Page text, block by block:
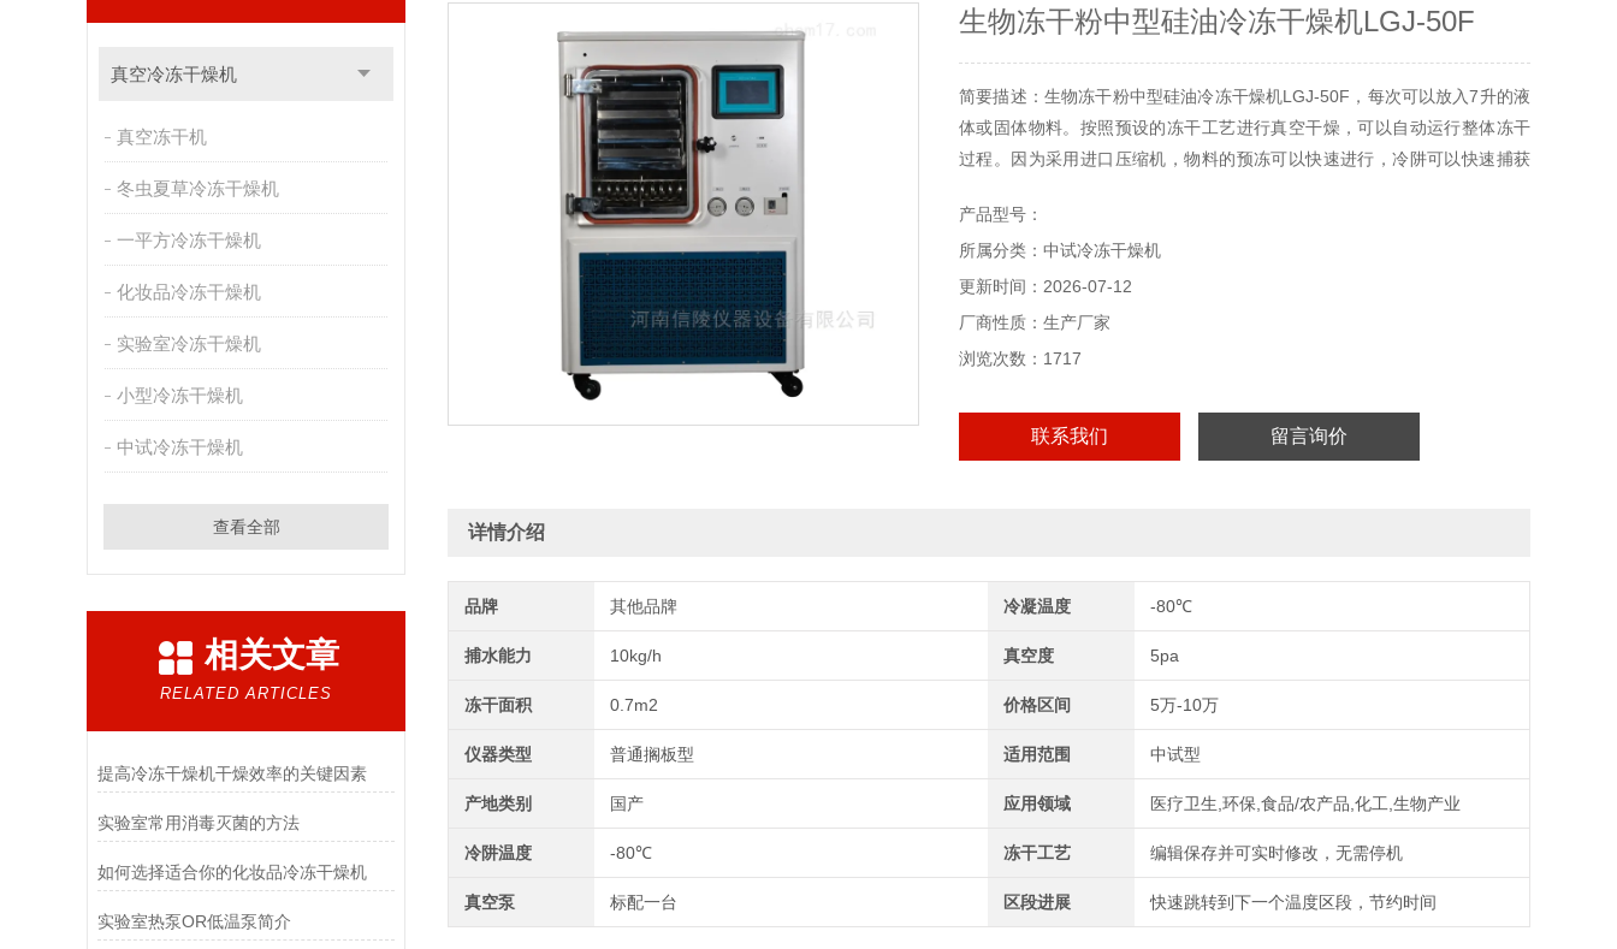
真空冷冻干燥机
真空冻干机
冬虫夏草冷冻干燥机
一平方冷冻干燥机
化妆品冷冻干燥机
实验室冷冻干燥机
小型冷冻干燥机
中试冷冻干燥机
查看全部
相关文章
RELATED ARTICLES
提高冷冻干燥机干燥效率的关键因素
实验室常用消毒灭菌的方法
如何选择适合你的化妆品冷冻干燥机
实验室热泵OR低温泵简介
生物冻干粉中型硅油冷冻干燥机LGJ-50F
简要描述：生物冻干粉中型硅油冷冻干燥机LGJ-50F，每次可以放入7升的液
体或固体物料。按照预设的冻干工艺进行真空干燥，可以自动运行整体冻干
过程。因为采用进口压缩机，物料的预冻可以快速进行，冷阱可以快速捕获
污染，实现了干燥升华的自动化。
产品型号：
所属分类：中试冷冻干燥机
更新时间：2026-07-12
厂商性质：生产厂家
浏览次数：1717
联系我们 留言询价
详情介绍
品牌 其他品牌 冷凝温度 -80℃
捕水能力 10kg/h 真空度 5pa
冻干面积 0.7m2 价格区间 5万-10万
仪器类型 普通搁板型 适用范围 中试型
产地类别 国产 应用领域 医疗卫生,环保,食品/农产品,化工,生物产业
冷阱温度 -80℃ 冻干工艺 编辑保存并可实时修改，无需停机
真空泵 标配一台 区段进展 快速跳转到下一个温度区段，节约时间